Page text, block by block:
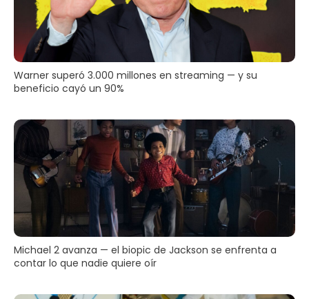
Warner superó 3.000 millones en streaming — y su
beneficio cayó un 90%
Michael 2 avanza — el biopic de Jackson se enfrenta a
contar lo que nadie quiere oír